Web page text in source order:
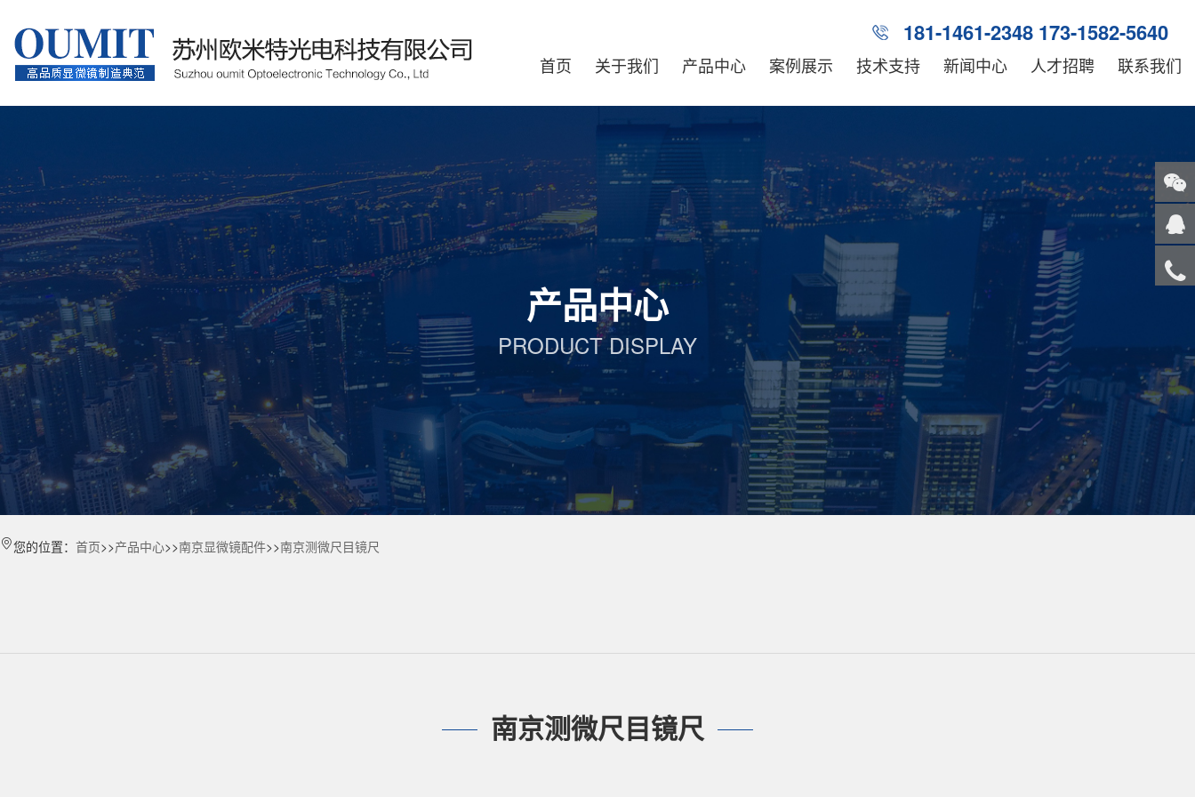
181-1461-2348 173-1582-5640
首页 关于我们 产品中心 案例展示 技术支持 新闻中心 人才招聘 联系我们
产品中心
PRODUCT DISPLAY
您的位置： 首页>>产品中心>>南京显微镜配件>>南京测微尺目镜尺
南京测微尺目镜尺
关注
微信
客服
顶部